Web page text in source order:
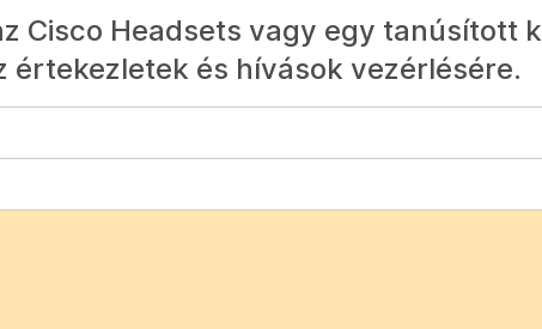
Cisco Headsets vagy egy tanúsított
és hívások vezérlésére.